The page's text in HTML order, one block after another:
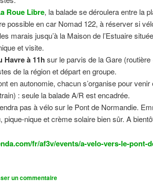
Roue Libre, la balade se déroulera entre la
possible en car Nomad 122, à réserver si
marais jusqu’à la Maison de l’Estuaire
et visite.
Havre à 11h sur le parvis de la Gare
de la région et départ en groupe.
en autonomie, chacun s’organise pour venir
: seule la balade A/R est encadrée.
pas à vélo sur le Pont de Normandie.
pique-nique et crème solaire bien sûr. A
fr/af3v/events/a-velo-vers-le-pont-
un commentaire